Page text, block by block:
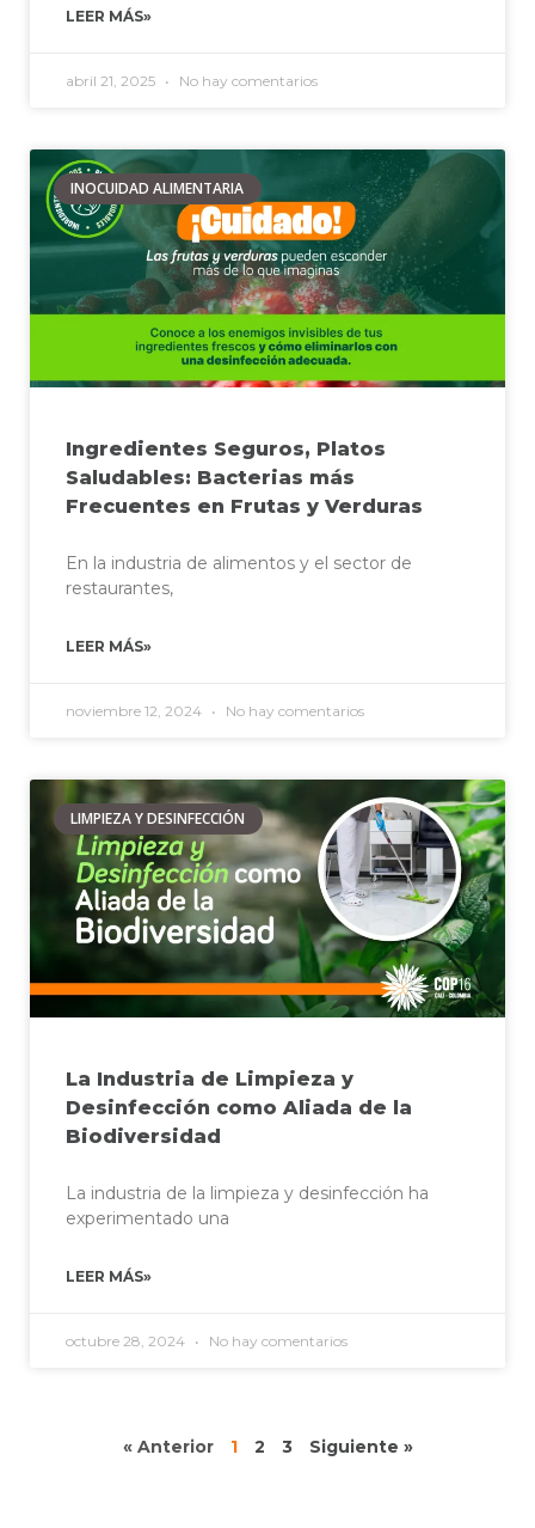
LEER MÁS»
abril 21, 2025 No hay comentarios
INOCUIDAD ALIMENTARIA
Ingredientes Seguros, Platos
Saludables: Bacterias más
Frecuentes en Frutas y Verduras
En la industria de alimentos y el sector de
restaurantes,
LEER MÁS»
noviembre 12, 2024 No hay comentarios
LIMPIEZA Y DESINFECCIÓN
La Industria de Limpieza y
Desinfección como Aliada de la
Biodiversidad
La industria de la limpieza y desinfección ha
experimentado una
LEER MÁS»
octubre 28, 2024 No hay comentarios
« Anterior 1 2 3 Siguiente »